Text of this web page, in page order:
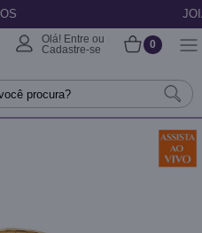
JOIAS COM
Olá! Entre ou
Cadastre-se
0